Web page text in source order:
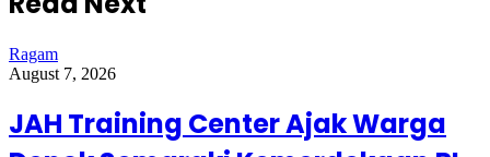
Ragam
August 7, 2026
JAH Training Center Ajak Warga